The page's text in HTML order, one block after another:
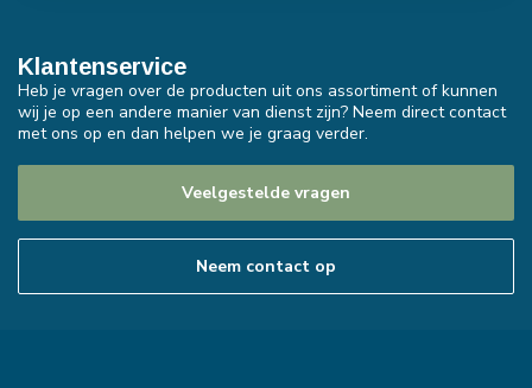
Klantenservice
Heb je vragen over de producten uit ons assortiment of kunnen
wij je op een andere manier van dienst zijn? Neem direct contact
met ons op en dan helpen we je graag verder.
Veelgestelde vragen
Neem contact op